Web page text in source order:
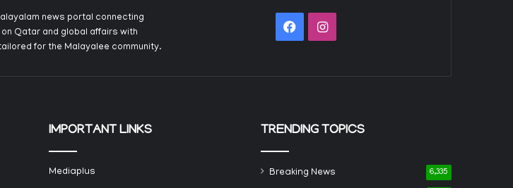
news portal connecting
Qatar and global affairs with
for the Malayalee community.
FacebookInstagram
IMPORTANT LINKS
Mediaplus
TRENDING TOPICS
Breaking News 6,335